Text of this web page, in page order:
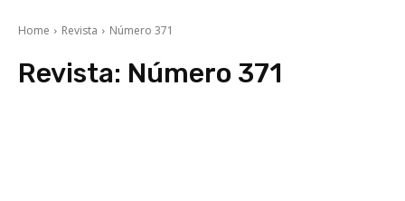
Home Revista Número 371
Revista: Número 371